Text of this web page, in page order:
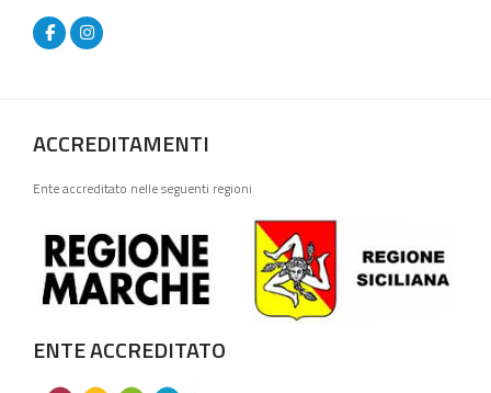
ACCREDITAMENTI
Ente accreditato nelle seguenti regioni
ENTE ACCREDITATO